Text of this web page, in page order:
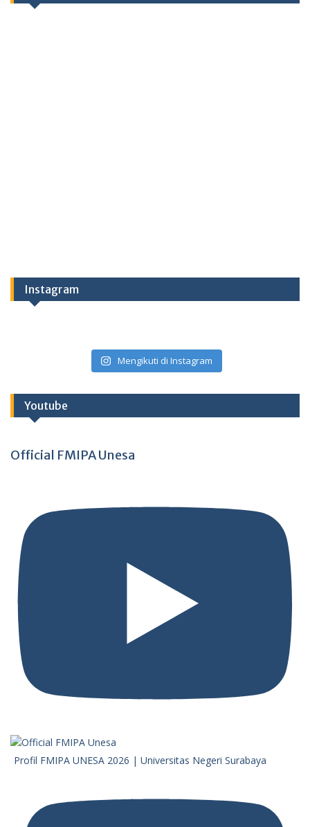
Instagram
Mengikuti di Instagram
Youtube
Official FMIPA Unesa
Profil FMIPA UNESA 2026 | Universitas Negeri Surabaya